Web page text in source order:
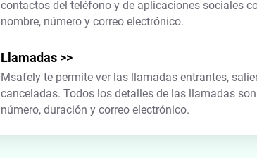
contactos del teléfono y de aplicaciones sociales
nombre, número y correo electrónico.
Llamadas >>
Msafely te permite ver las llamadas entrantes,
canceladas. Todos los detalles de las llamadas
número, duración y correo electrónico.